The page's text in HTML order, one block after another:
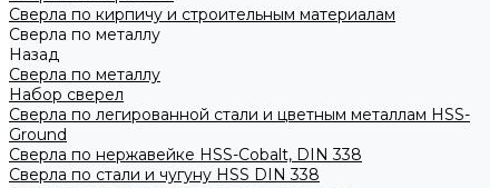
Сверла по кирпичу и строительным материалам
Сверла по металлу
Назад
Сверла по металлу
Набор сверел
Сверла по легированной стали и цветным металлам HSS-
Ground
Сверла по нержавейке HSS-Cobalt, DIN 338
Сверла по стали и чугуну HSS DIN 338